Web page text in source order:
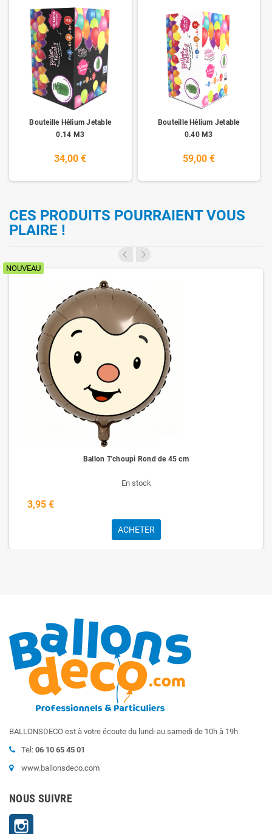
Bouteille Hélium Jetable
0.14 M3
34,00 €
Bouteille Hélium Jetable
0.40 M3
59,00 €
CES PRODUITS POURRAIENT VOUS
PLAIRE !
NOUVEAU
Ballon T'choupi Rond de 45 cm
En stock
3,95 €
ACHETER
BALLONSDECO est à votre écoute du lundi au samedi de 10h à 19h
Tel: 06 10 65 45 01
www.ballonsdeco.com
NOUS SUIVRE